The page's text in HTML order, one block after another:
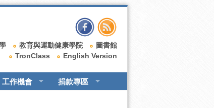
教育與運動健康學院
圖書館
TronClass
English Version
工作機會 捐款專區